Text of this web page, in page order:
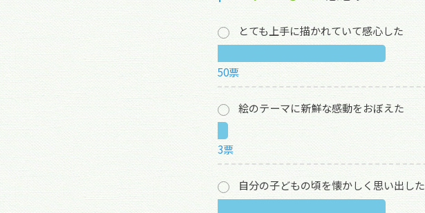
とても上手に描かれていて感心した
50票
絵のテーマに新鮮な感動をおぼえた
3票
自分の子どもの頃を懐かしく思い出した